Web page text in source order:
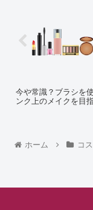
今や常識？ブラシを
ンク上のメイクを目
ホーム コ